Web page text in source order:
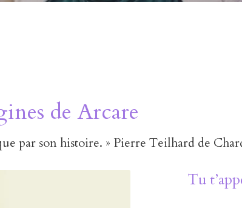
de Arcare
par son histoire. » Pierre Teilhard de
Tu